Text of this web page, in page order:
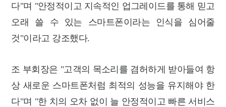
다"며 "안정적이고 지속적인 업그레이드를 통해 믿고
오래 쓸 수 있는 스마트폰이라는 인식을 심어줄
것"이라고 강조했다.
조 부회장은 "고객의 목소리를 겸허하게 받아들여 항
상 새로운 스마트폰처럼 최적의 성능을 유지해야 한
다"며 "한 치의 오차 없이 늘 안정적이고 빠른 서비스